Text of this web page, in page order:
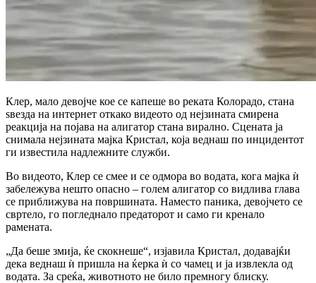
Клер, мало девојче кое се капеше во реката Колорадо, стана
ѕвезда на интернет откако видеото од нејзината смирена
реакција на појава на алигатор стана вирално. Сцената ја
снимала нејзината мајка Кристал, која веднаш по инцидентот
ги известила надлежните служби.
Во видеото, Клер се смее и се одмора во водата, кога мајка ѝ
забележува нешто опасно – голем алигатор со видлива глава
се приближува на површината. Наместо паника, девојчето се
свртело, го погледнало предаторот и само ги кренало
рамената.
„Да беше змија, ќе скокнеше“, изјавила Кристал, додавајќи
дека веднаш ѝ пришла на ќерка ѝ со чамец и ја извлекла од
водата. За среќа, животното не било премногу блиску.